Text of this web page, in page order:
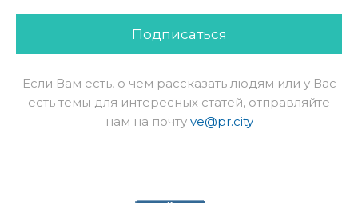
Подписаться
Если Вам есть, о чем рассказать людям или у Вас
есть темы для интересных статей, отправляйте
нам на почту ve@pr.city